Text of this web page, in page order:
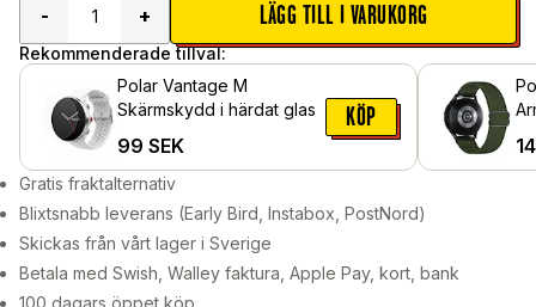
-
+ LÄGG TILL I VARUKORG
Rekommenderade tillval:
Polar Vantage M
Skärmskydd i härdat glas
99 SEK
KÖP
Gratis fraktalternativ
Blixtsnabb leverans (Early Bird, Instabox, PostNord)
Skickas från vårt lager i Sverige
Betala med Swish, Walley faktura, Apple Pay, kort, bank